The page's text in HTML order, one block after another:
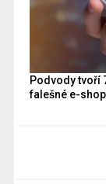
Podvody tvoří
falešné e-